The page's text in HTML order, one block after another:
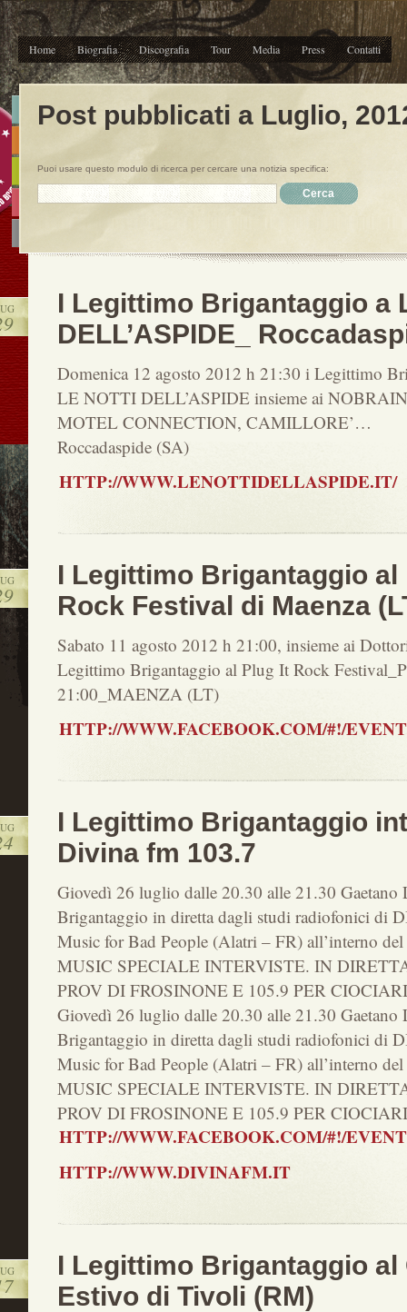
Home Biografia Discografia Tour Media Press Contatti
Post pubblicati a Luglio,
Puoi usare questo modulo di ricerca per cercare una notizia specifica:
I Legittimo Brigantaggio a
DELL’ASPIDE_
Domenica 12 agosto 2012 h 21:30 i Legittimo
LE NOTTI DELL’ASPIDE insieme ai
MOTEL CONNECTION, CAMILLORE’…
Roccadaspide (SA)
HTTP://WWW.LENOTTIDELLASPIDE.IT/
I Legittimo Brigantaggio al
Rock Festival di Maenza
Sabato 11 agosto 2012 h 21:00, insieme ai
Legittimo Brigantaggio al Plug It Rock
21:00_MAENZA (LT)
HTTP://WWW.FACEBOOK.COM/#!/
I Legittimo Brigantaggio
Divina fm 103.7
Giovedì 26 luglio dalle 20.30 alle 21.30
Brigantaggio in diretta dagli studi radiofonici di
Music for Bad People (Alatri – FR) all’interno
MUSIC SPECIALE INTERVISTE. IN
PROV DI FROSINONE E 105.9 PER
Giovedì 26 luglio dalle 20.30 alle 21.30
Brigantaggio in diretta dagli studi radiofonici di
Music for Bad People (Alatri – FR) all’interno
MUSIC SPECIALE INTERVISTE. IN
PROV DI FROSINONE E 105.9 PER
HTTP://WWW.FACEBOOK.COM/#!/
HTTP://WWW.DIVINAFM.IT
I Legittimo Brigantaggio al
Estivo di Tivoli (RM)